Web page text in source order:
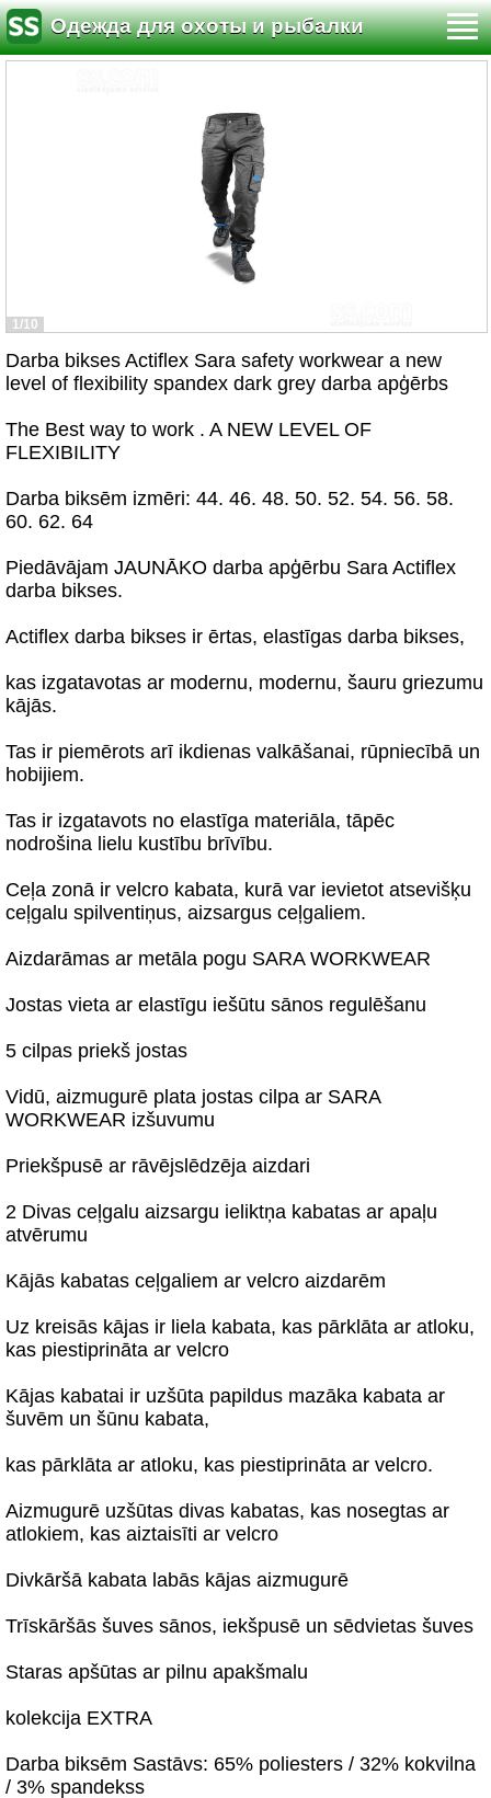
Одежда для охоты и рыбалки
1/10
Darba bikses Actiflex Sara safety workwear a new
level of flexibility spandex dark grey darba apģērbs
The Best way to work . A NEW LEVEL OF
FLEXIBILITY
Darba biksēm izmēri: 44. 46. 48. 50. 52. 54. 56. 58.
60. 62. 64
Piedāvājam JAUNĀKO darba apģērbu Sara Actiflex
darba bikses.
Actiflex darba bikses ir ērtas, elastīgas darba bikses,
kas izgatavotas ar modernu, modernu, šauru griezumu
kājās.
Tas ir piemērots arī ikdienas valkāšanai, rūpniecībā un
hobijiem.
Tas ir izgatavots no elastīga materiāla, tāpēc
nodrošina lielu kustību brīvību.
Ceļa zonā ir velcro kabata, kurā var ievietot atsevišķu
ceļgalu spilventiņus, aizsargus ceļgaliem.
Aizdarāmas ar metāla pogu SARA WORKWEAR
Jostas vieta ar elastīgu iešūtu sānos regulēšanu
5 cilpas priekš jostas
Vidū, aizmugurē plata jostas cilpa ar SARA
WORKWEAR izšuvumu
Priekšpusē ar rāvējslēdzēja aizdari
2 Divas ceļgalu aizsargu ieliktņa kabatas ar apaļu
atvērumu
Kājās kabatas ceļgaliem ar velcro aizdarēm
Uz kreisās kājas ir liela kabata, kas pārklāta ar atloku,
kas piestiprināta ar velcro
Kājas kabatai ir uzšūta papildus mazāka kabata ar
šuvēm un šūnu kabata,
kas pārklāta ar atloku, kas piestiprināta ar velcro.
Aizmugurē uzšūtas divas kabatas, kas nosegtas ar
atlokiem, kas aiztaisīti ar velcro
Divkāršā kabata labās kājas aizmugurē
Trīskāršās šuves sānos, iekšpusē un sēdvietas šuves
Staras apšūtas ar pilnu apakšmalu
kolekcija EXTRA
Darba biksēm Sastāvs: 65% poliesters / 32% kokvilna
/ 3% spandekss